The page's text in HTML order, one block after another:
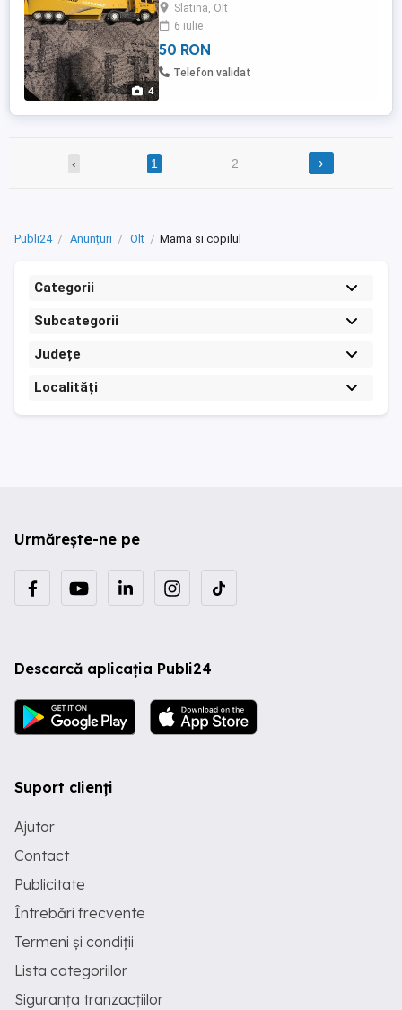
4
Slatina, Olt
6 iulie
50 RON
Telefon validat
‹ 1 2 ›
Publi24 Anunțuri Olt Mama si copilul
Categorii
Subcategorii
Județe
Localități
Urmărește-ne pe
Descarcă aplicația Publi24
Suport clienți
Ajutor
Contact
Publicitate
Întrebări frecvente
Termeni și condiții
Lista categoriilor
Siguranța tranzacțiilor